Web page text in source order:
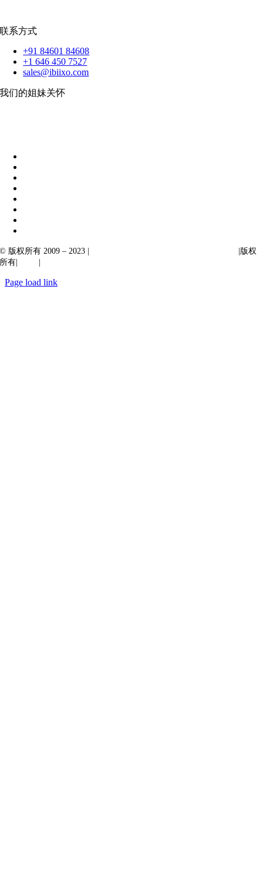
联系方式
+91 84601 84608
+1 646 450 7527
sales@ibiixo.com
我们的姐妹关怀
© 版权所有 2009 – 2023 |
|版权
所有|
|
Page load link